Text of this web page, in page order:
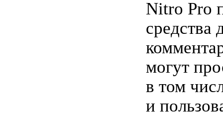
Nitro Pro
средства
могут
в том
и